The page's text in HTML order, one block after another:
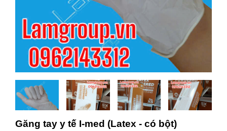
Găng tay y tế I-med (Latex - có bột)